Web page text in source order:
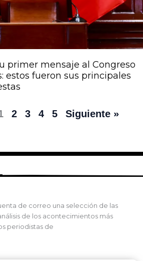
primer mensaje al Congreso
estos fueron sus principales
2 3 4 5 Siguiente »
de correo una selección de las
de los acontecimientos más
periodistas de